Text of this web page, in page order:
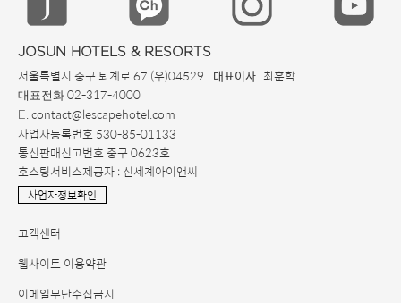
JOSUN HOTELS & RESORTS
서울특별시 중구 퇴계로 67 (우)04529 대표이사 최훈학
대표전화 02-317-4000
E. contact@lescapehotel.com
사업자등록번호 530-85-01133
통신판매신고번호 중구 0623호
호스팅서비스제공자 : 신세계아이앤씨
사업자정보확인
고객센터
웹사이트 이용약관
이메일무단수집금지